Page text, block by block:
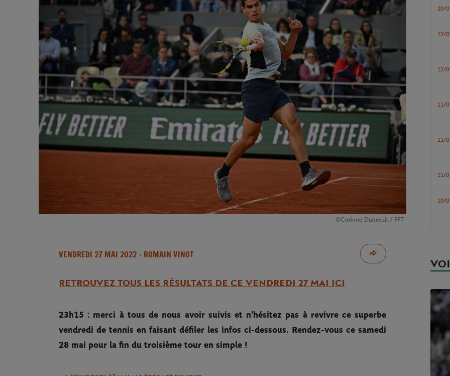
©Corinne Dubreuil / FFT
VENDREDI 27 MAI 2022 - ROMAIN VINOT
RETROUVEZ TOUS LES RÉSULTATS DE CE VENDREDI 27 MAI ICI
23h15 : merci à tous de nous avoir suivis et n'hésitez pas à revivre ce superbe
vendredi de tennis en faisant défiler les infos ci-dessous. Rendez-vous ce samedi
28 mai pour la fin du troisième tour en simple !
20/
12/
12/
11/
11/
11/
10/